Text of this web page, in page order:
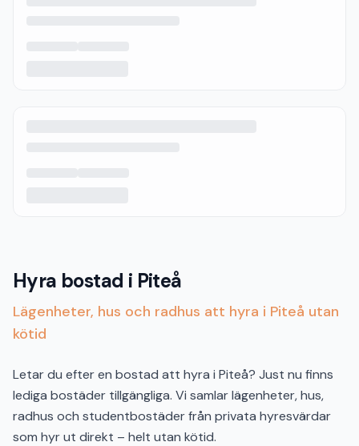
Hyra bostad i Piteå
Lägenheter, hus och radhus att hyra i Piteå utan
kötid
Letar du efter en bostad att hyra i Piteå? Just nu finns
lediga bostäder tillgängliga. Vi samlar lägenheter, hus,
radhus och studentbostäder från privata hyresvärdar
som hyr ut direkt – helt utan kötid.